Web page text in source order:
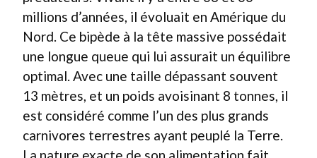
millions d’années, il évoluait en Amérique du
Nord. Ce bipède à la tête massive possédait
une longue queue qui lui assurait un équilibre
optimal. Avec une taille dépassant souvent
13 mètres, et un poids avoisinant 8 tonnes, il
est considéré comme l’un des plus grands
carnivores terrestres ayant peuplé la Terre.
La nature exacte de son alimentation fait